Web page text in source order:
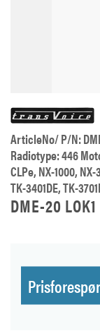
ArticleNo/ P/N:
Radiotype: 446
CLPe, NX-1000,
TK-3401DE, TK-
DME-20